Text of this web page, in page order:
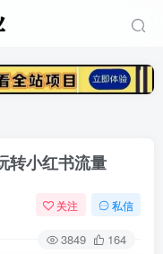
转小红书流量
关注 私信
3849 164